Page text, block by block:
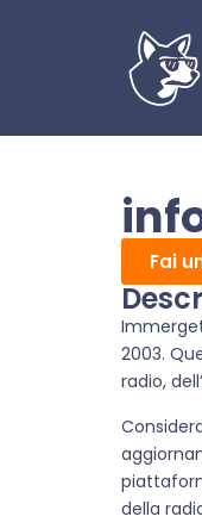
Fai
2003.
radio,
della